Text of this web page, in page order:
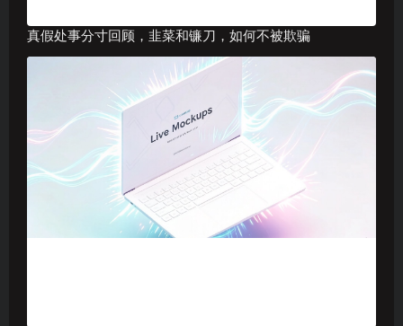
真假处事分寸回顾，韭菜和镰刀，如何不被欺骗